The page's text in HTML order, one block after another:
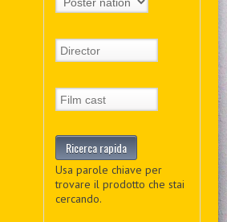
Usa parole chiave per
trovare il prodotto che stai
cercando.